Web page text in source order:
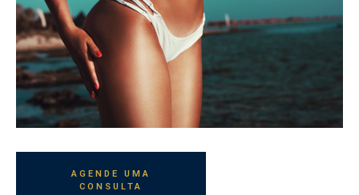
AGENDE UMA
CONSULTA